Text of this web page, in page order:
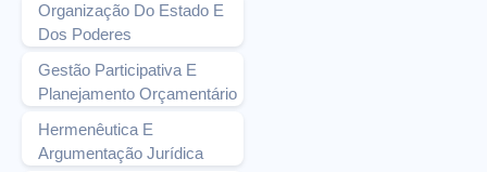
Organização Do Estado E
Dos Poderes
Gestão Participativa E
Planejamento Orçamentário
Hermenêutica E
Argumentação Jurídica